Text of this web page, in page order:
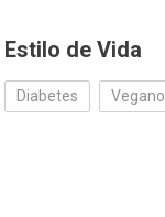
Estilo de Vida
Diabetes Vegano